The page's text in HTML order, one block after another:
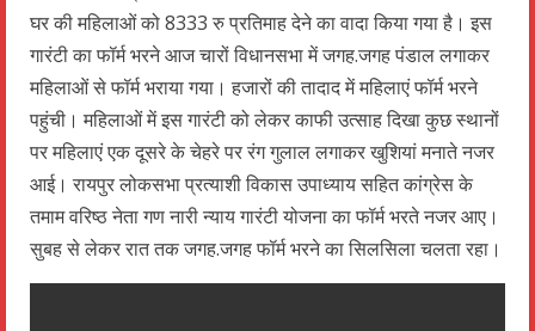
घर की महिलाओं को 8333 रु प्रतिमाह देने का वादा किया गया है। इस
गारंटी का फॉर्म भरने आज चारों विधानसभा में जगह.जगह पंडाल लगाकर
महिलाओं से फॉर्म भराया गया। हजारों की तादाद में महिलाएं फॉर्म भरने
पहुंची। महिलाओं में इस गारंटी को लेकर काफी उत्साह दिखा कुछ स्थानों
पर महिलाएं एक दूसरे के चेहरे पर रंग गुलाल लगाकर खुशियां मनाते नजर
आई। रायपुर लोकसभा प्रत्याशी विकास उपाध्याय सहित कांग्रेस के
तमाम वरिष्ठ नेता गण नारी न्याय गारंटी योजना का फॉर्म भरते नजर आए।
सुबह से लेकर रात तक जगह.जगह फॉर्म भरने का सिलसिला चलता रहा।